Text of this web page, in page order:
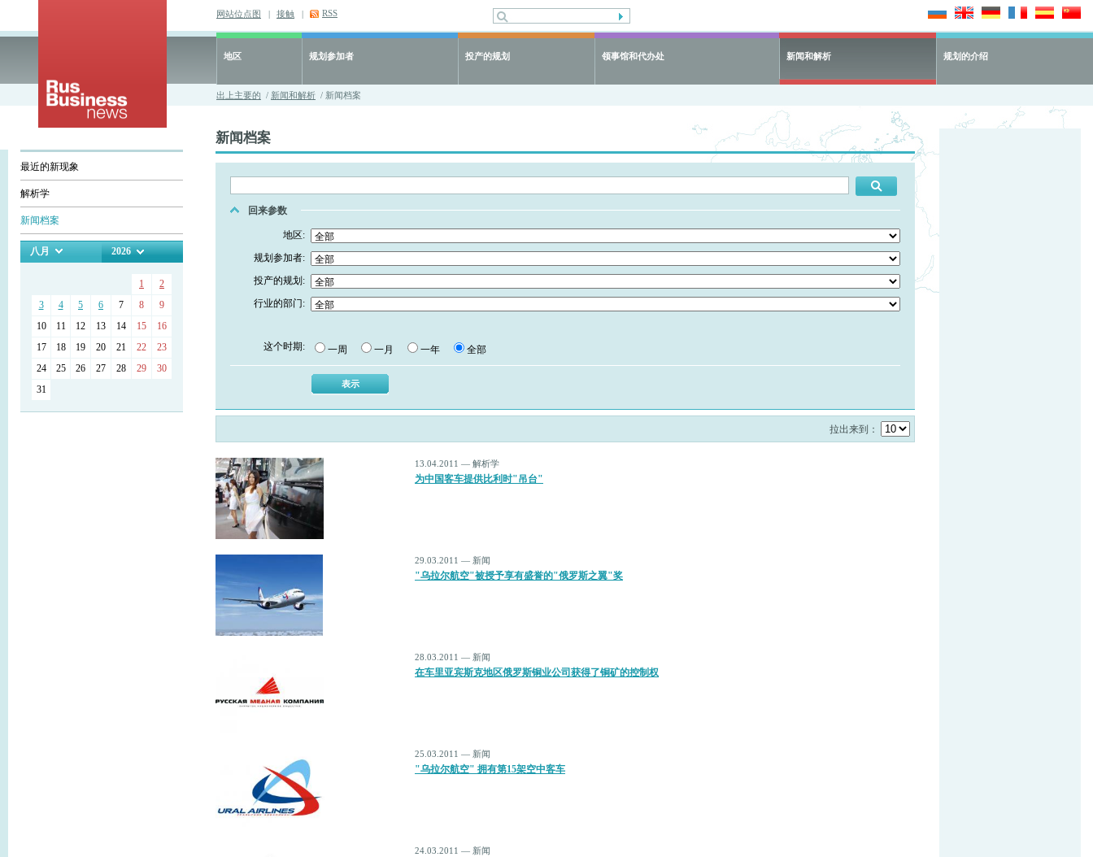
网站位点图 | 接触 | RSS
地区 规划参加者 投产的规划 领事馆和代办处 新闻和解析 规划的介绍
出上主要的 / 新闻和解析 / 新闻档案
最近的新现象
解析学
新闻档案
八月 2026
1
2
3
4 5 6 7 8
9
10
11 12 13 14 15
16
17
18 19 20 21 22
23
24
25 26 27 28 29
30
31
新闻档案
回来参数
地区:
规划参加者:
投产的规划:
行业的部门:
这个时期: 一周 一月 一年 全部
拉出来到：
13.04.2011 — 解析学
为中国客车提供比利时"吊台"
29.03.2011 — 新闻
"乌拉尔航空"被授予享有盛誉的"俄罗斯之翼"奖
28.03.2011 — 新闻
在车里亚宾斯克地区俄罗斯铜业公司获得了铜矿的控制权
25.03.2011 — 新闻
"乌拉尔航空" 拥有第15架空中客车
24.03.2011 — 新闻